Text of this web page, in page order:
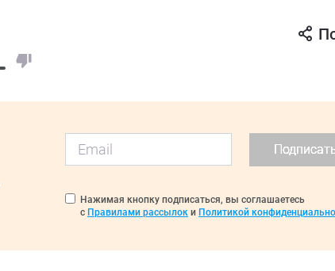
Нажимая кнопку подписаться, вы соглашаетесь
с Правилами рассылок и Политикой